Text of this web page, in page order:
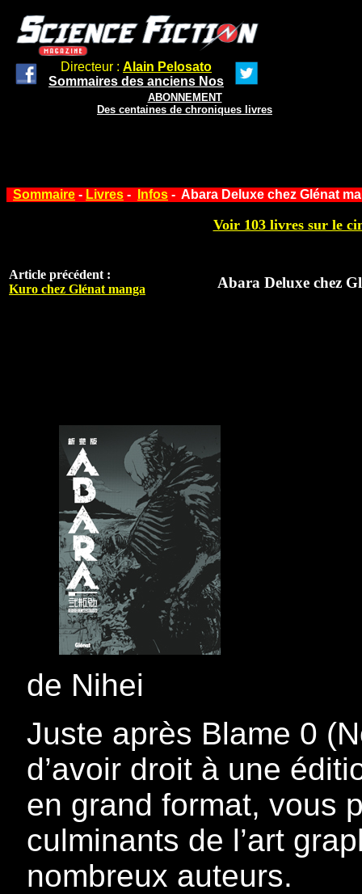
Directeur : Alain Pelosato
Sommaires des anciens Nos
ABONNEMENT
Des centaines de chroniques livres
Sommaire - Livres - Infos - Abara Deluxe chez Glénat
Voir 103 livres sur le
Article précédent :
Kuro chez Glénat manga
Abara Deluxe chez
de Nihei
Juste après Blame 0
d’avoir droit à une
en grand format, vous
culminants de l’art
nombreux auteurs.